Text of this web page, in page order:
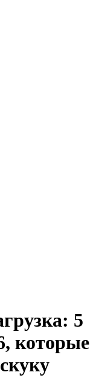
5
которые